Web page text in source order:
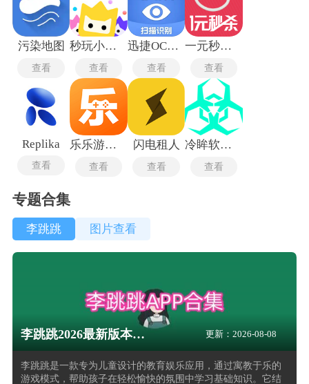
污染地图
查看
秒玩小游戏
查看
迅捷OCR文字识别
查看
一元秒杀网
查看
Replika
查看
乐乐游戏盒
查看
闪电租人
查看
冷眸软件库lmrjk
查看
专题合集
李跳跳 图片查看
李跳跳2026最新版本大全 更新：2026-08-08
李跳跳是一款专为儿童设计的教育娱乐应用，通过寓教于乐的
游戏模式，帮助孩子在轻松愉快的氛围中学习基础知识。它结